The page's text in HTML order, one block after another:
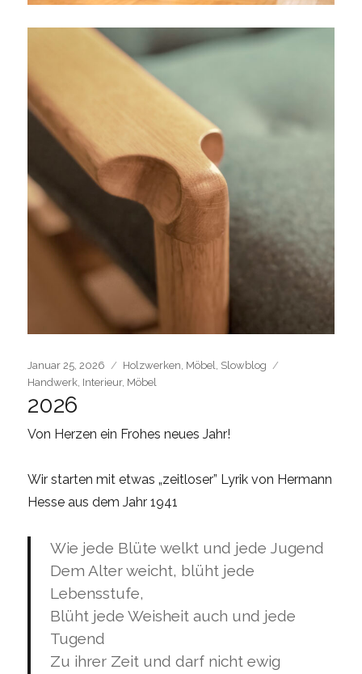
Posted
on
Januar 25, 2026 Categories
Holzwerken Möbel Slowblog
Handwerk Interieur, Möbel
2026
Von Herzen ein Frohes neues Jahr!
Wir starten mit etwas „zeitloser” Lyrik von Hermann
Hesse aus dem Jahr 1941
Wie jede Blüte welkt und jede Jugend
Dem Alter weicht, blüht jede
Lebensstufe,
Blüht jede Weisheit auch und jede
Tugend
Zu ihrer Zeit und darf nicht ewig